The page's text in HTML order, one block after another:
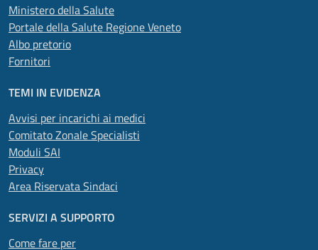
Ministero della Salute
Portale della Salute Regione Veneto
Albo pretorio
Fornitori
TEMI IN EVIDENZA
Avvisi per incarichi ai medici
Comitato Zonale Specialisti
Moduli SAI
Privacy
Area Riservata Sindaci
SERVIZI A SUPPORTO
Come fare per